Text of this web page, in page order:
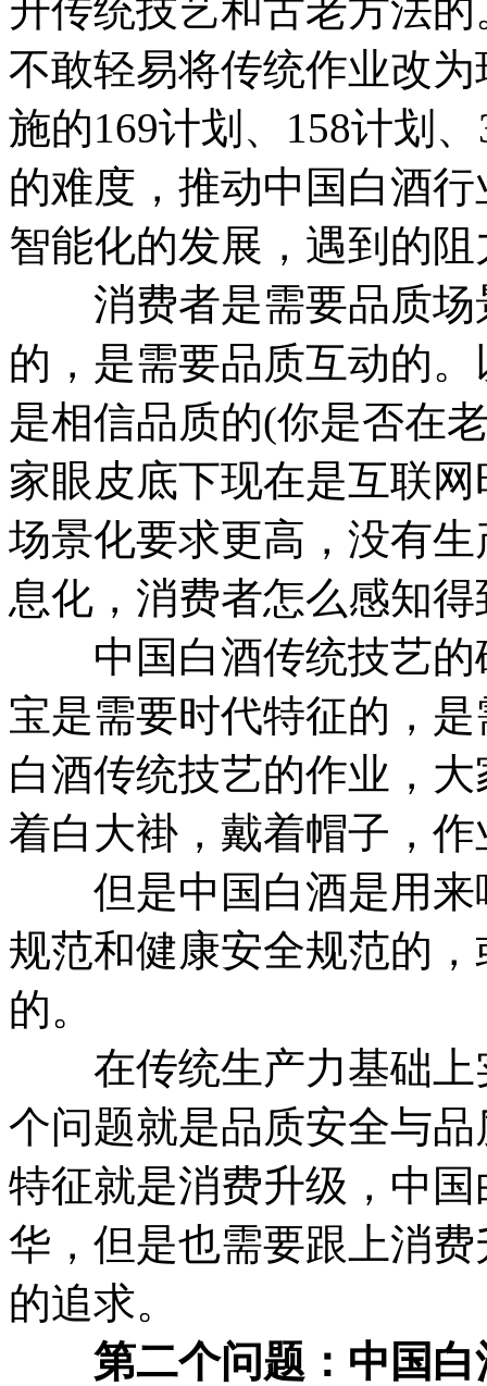
升传统技艺和古老方法
不敢轻易将传统作业改
施的169计划、158计划
的难度，推动中国白酒
智能化的发展，遇到的
消费者是需要品质场
的，是需要品质互动的
是相信品质的(你是否在
家眼皮底下现在是互联
场景化要求更高，没有
息化，消费者怎么感知
中国白酒传统技艺的
宝是需要时代特征的，
白酒传统技艺的作业，
着白大褂，戴着帽子，
但是中国白酒是用来
规范和健康安全规范的
的。
在传统生产力基础上
个问题就是品质安全与
特征就是消费升级，中
华，但是也需要跟上消
的追求。
第二个问题：中国白